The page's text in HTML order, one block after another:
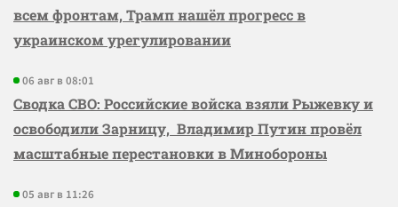
всем фронтам, Трамп нашёл прогресс в
украинском урегулировании
06 авг в 08:01
Сводка СВО: Российские войска взяли Рыжевку и
освободили Зарницу, Владимир Путин провёл
масштабные перестановки в Минобороны
05 авг в 11:26